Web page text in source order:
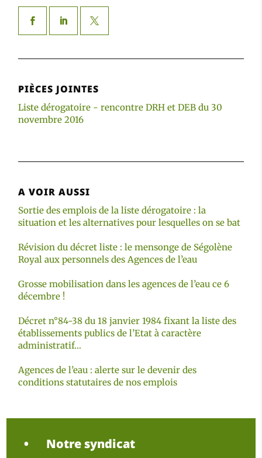
PIÈCES JOINTES
Liste dérogatoire - rencontre DRH et DEB du 30
novembre 2016
A VOIR AUSSI
Sortie des emplois de la liste dérogatoire : la
situation et les alternatives pour lesquelles on se bat
Révision du décret liste : le mensonge de Ségolène
Royal aux personnels des Agences de l’eau
Grosse mobilisation dans les agences de l’eau ce 6
décembre !
Décret n°84-38 du 18 janvier 1984 fixant la liste des
établissements publics de l’Etat à caractère
administratif…
Agences de l’eau : alerte sur le devenir des
conditions statutaires de nos emplois
Notre syndicat